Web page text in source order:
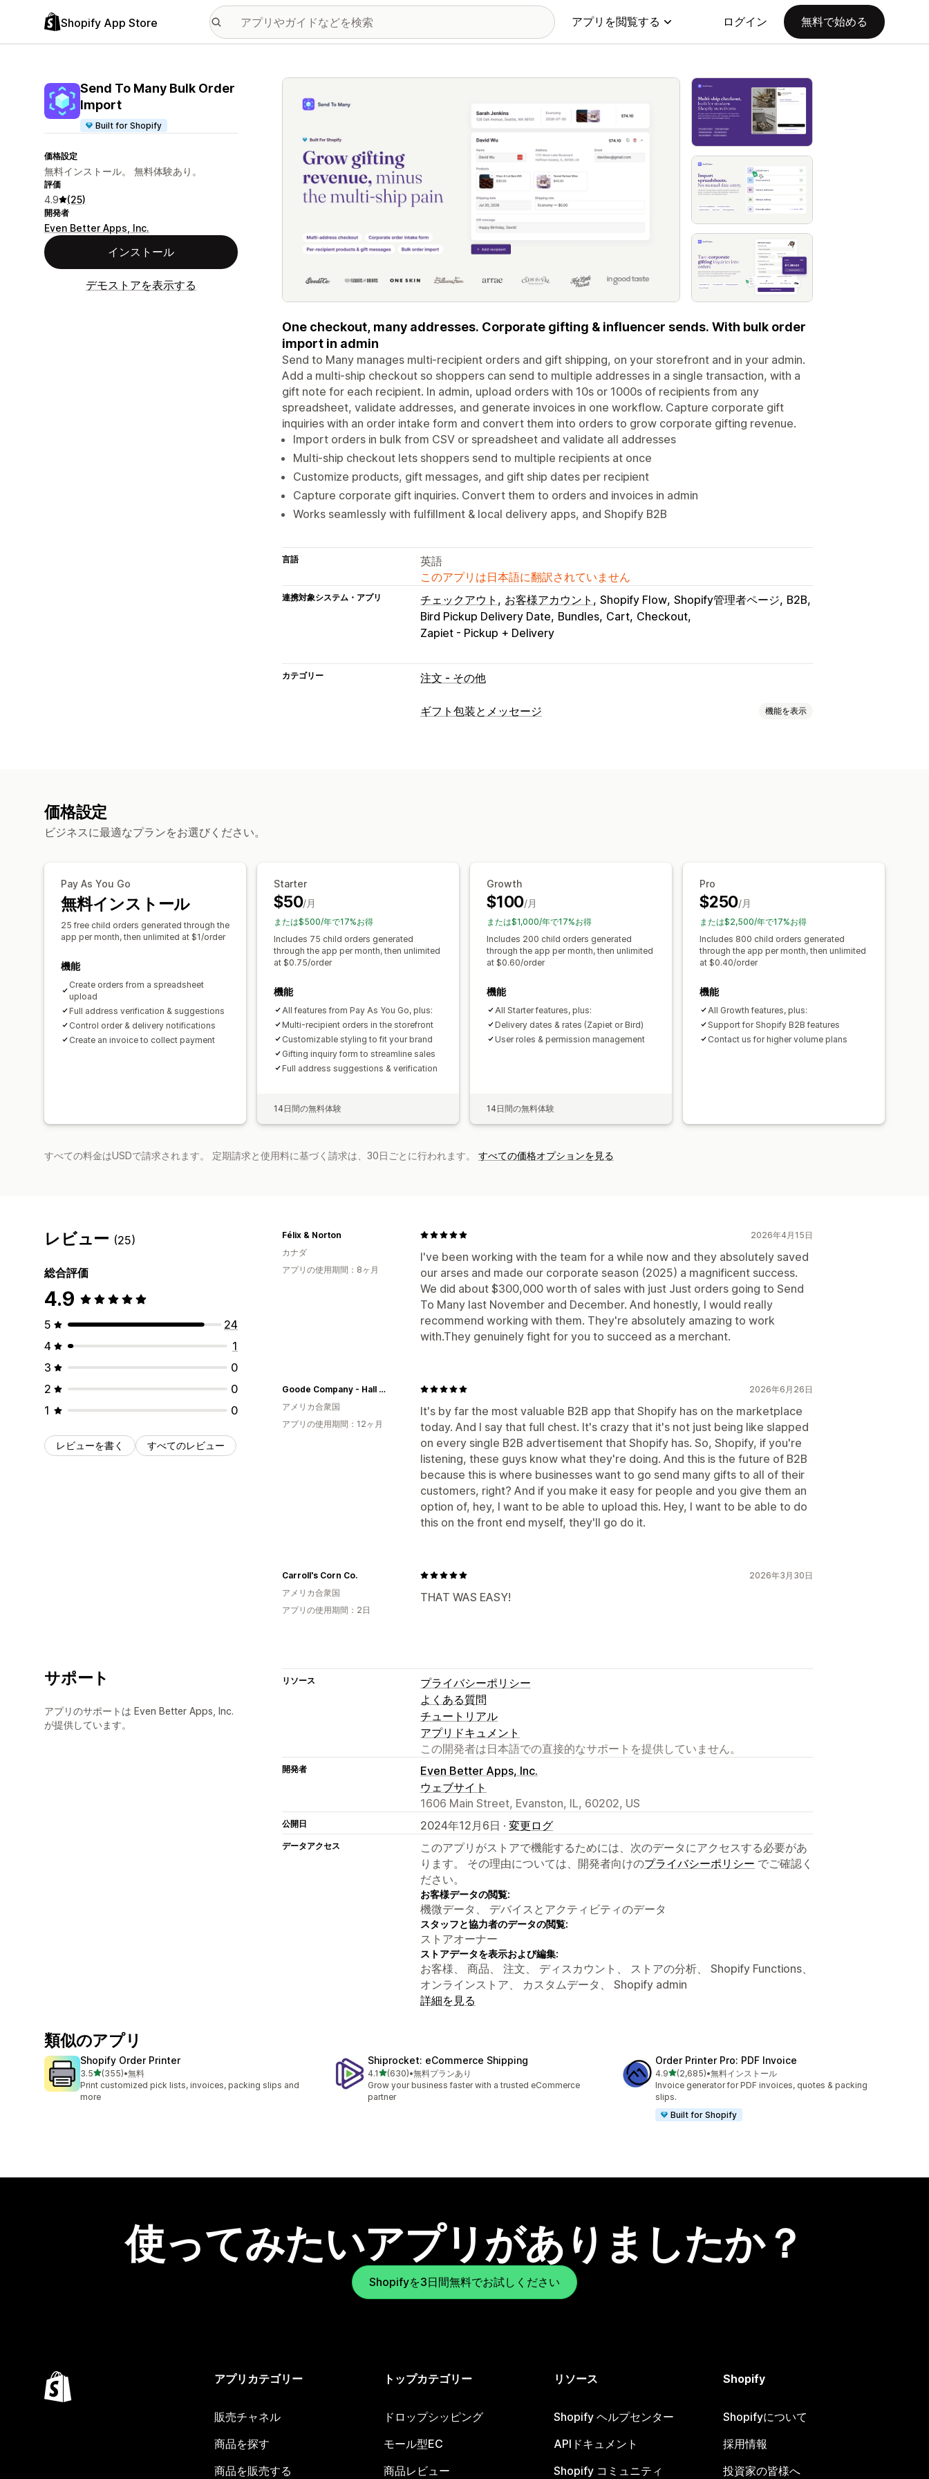
Shopify App Store アプリを閲覧する ログイン 無料で始める
Send To Many Bulk Order
Import
Built for Shopify
価格設定
無料インストール。 無料体験あり。
評価
4.9 (25)
開発者
Even Better Apps, Inc.
インストール
デモストアを表示する
特集の画像ギャラリー
One checkout, many addresses. Corporate gifting & influencer sends. With bulk order
import in admin
Send to Many manages multi-recipient orders and gift shipping, on your storefront and in your admin.
Add a multi-ship checkout so shoppers can send to multiple addresses in a single transaction, with a
gift note for each recipient. In admin, upload orders with 10s or 1000s of recipients from any
spreadsheet, validate addresses, and generate invoices in one workflow. Capture corporate gift
inquiries with an order intake form and convert them into orders to grow corporate gifting revenue.
Import orders in bulk from CSV or spreadsheet and validate all addresses
Multi-ship checkout lets shoppers send to multiple recipients at once
Customize products, gift messages, and gift ship dates per recipient
Capture corporate gift inquiries. Convert them to orders and invoices in admin
Works seamlessly with fulfillment & local delivery apps, and Shopify B2B
言語
英語
このアプリは日本語に翻訳されていません
連携対象システム・アプリ チェックアウト お客様アカウント Shopify Flow Shopify管理者ページ B2B
Bird Pickup Delivery Date Bundles Cart Checkout
Zapiet - Pickup + Delivery
カテゴリー 注文 - その他
ギフト包装とメッセージ 機能を表示
価格設定
ビジネスに最適なプランをお選びください。
Pay As You Go
無料インストール
25 free child orders generated through the
app per month, then unlimited at $1/order
機能
Create orders from a spreadsheet
upload
Full address verification & suggestions
Control order & delivery notifications
Create an invoice to collect payment
Starter
$50/月
または$500/年で17%お得
Includes 75 child orders generated
through the app per month, then unlimited
at $0.75/order
機能
All features from Pay As You Go, plus:
Multi-recipient orders in the storefront
Customizable styling to fit your brand
Gifting inquiry form to streamline sales
Full address suggestions & verification
14日間の無料体験
Growth
$100/月
または$1,000/年で17%お得
Includes 200 child orders generated
through the app per month, then unlimited
at $0.60/order
機能
All Starter features, plus:
Delivery dates & rates (Zapiet or Bird)
User roles & permission management
14日間の無料体験
Pro
$250/月
または$2,500/年で17%お得
Includes 800 child orders generated
through the app per month, then unlimited
at $0.40/order
機能
All Growth features, plus:
Support for Shopify B2B features
Contact us for higher volume plans
すべての料金はUSDで請求されます。 定期請求と使用料に基づく請求は、30日ごとに行われます。 すべての価格オプションを見る
レビュー (25)
総合評価
4.9
5
24
4
1
3
0
2
0
1
0
レビューを書く すべてのレビュー
2026年4月15日
I've been working with the team for a while now and they absolutely saved
our arses and made our corporate season (2025) a magnificent success.
We did about $300,000 worth of sales with just Just orders going to Send
To Many last November and December. And honestly, I would really
recommend working with them. They're absolutely amazing to work
with.They genuinely fight for you to succeed as a merchant.
Félix & Norton
カナダ
アプリの使用期間：8ヶ月
2026年6月26日
It's by far the most valuable B2B app that Shopify has on the marketplace
today. And I say that full chest. It's crazy that it's not just being like slapped
on every single B2B advertisement that Shopify has. So, Shopify, if you're
listening, these guys know what they're doing. And this is the future of B2B
because this is where businesses want to go send many gifts to all of their
customers, right? And if you make it easy for people and you give them an
option of, hey, I want to be able to upload this. Hey, I want to be able to do
this on the front end myself, they'll go do it.
Goode Company - Hall of Flame
アメリカ合衆国
アプリの使用期間：12ヶ月
2026年3月30日
THAT WAS EASY!
Carroll's Corn Co.
アメリカ合衆国
アプリの使用期間：2日
サポート
アプリのサポートは Even Better Apps, Inc.
が提供しています。
リソース
プライバシーポリシー
よくある質問
チュートリアル
アプリドキュメント
この開発者は日本語での直接的なサポートを提供していません。
開発者
Even Better Apps, Inc.
ウェブサイト
1606 Main Street, Evanston, IL, 60202, US
公開日 2024年12月6日 · 変更ログ
データアクセス
このアプリがストアで機能するためには、次のデータにアクセスする必要があ
ります。 その理由については、開発者向けのプライバシーポリシー でご確認く
ださい。
お客様データの閲覧:
機微データ、 デバイスとアクティビティのデータ
スタッフと協力者のデータの閲覧:
ストアオーナー
ストアデータを表示および編集:
お客様、 商品、 注文、 ディスカウント、 ストアの分析、 Shopify Functions、
オンラインストア、 カスタムデータ、 Shopify admin
詳細を見る
類似のアプリ
Shopify Order Printer
3.55つ星中
(355)
合計レビュー数：355件
•無料
Print customized pick lists, invoices, packing slips and
more
Shiprocket: eCommerce Shipping
4.15つ星中
(630)
合計レビュー数：630件
•無料プランあり
Grow your business faster with a trusted eCommerce
partner
Order Printer Pro: PDF Invoice
4.95つ星中
(2,685)
合計レビュー数：2685件
•無料インストール
Invoice generator for PDF invoices, quotes & packing
slips.
Built for Shopify
使ってみたいアプリがありましたか？
Shopifyを3日間無料でお試しください
アプリカテゴリー
販売チャネル
商品を探す
商品を販売する
トップカテゴリー
ドロップシッピング
モール型EC
商品レビュー
リソース
Shopify ヘルプセンター
APIドキュメント
Shopify コミュニティ
Shopify
Shopifyについて
採用情報
投資家の皆様へ